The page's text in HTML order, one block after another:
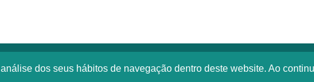
dos seus hábitos de navegação dentro deste website. Ao